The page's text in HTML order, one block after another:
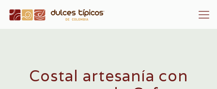
Costal artesanía con